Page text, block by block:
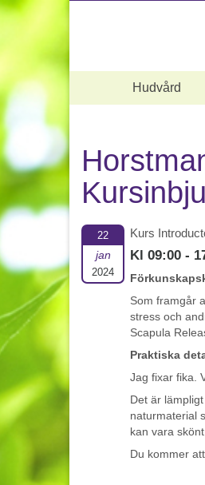
Hudvård
22
jan
2024
Kurs
Kl 09:00 -
Som framgår
stress och
Scapula
Praktiska
Jag fixar fika.
Det är
naturmaterial
kan vara
Du kommer